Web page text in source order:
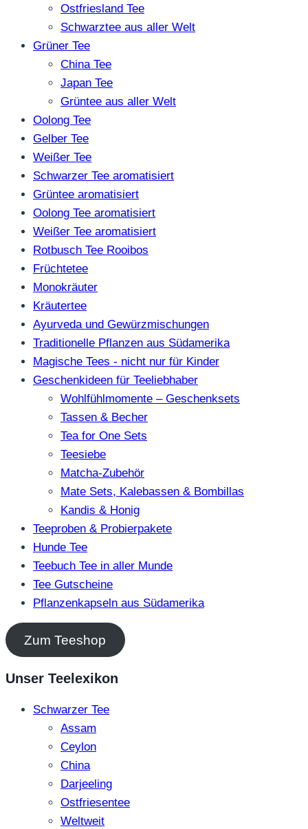
Ostfriesland Tee
Schwarztee aus aller Welt
Grüner Tee
China Tee
Japan Tee
Grüntee aus aller Welt
Oolong Tee
Gelber Tee
Weißer Tee
Schwarzer Tee aromatisiert
Grüntee aromatisiert
Oolong Tee aromatisiert
Weißer Tee aromatisiert
Rotbusch Tee Rooibos
Früchtetee
Monokräuter
Kräutertee
Ayurveda und Gewürzmischungen
Traditionelle Pflanzen aus Südamerika
Magische Tees - nicht nur für Kinder
Geschenkideen für Teeliebhaber
Wohlfühlmomente – Geschenksets
Tassen & Becher
Tea for One Sets
Teesiebe
Matcha-Zubehör
Mate Sets, Kalebassen & Bombillas
Kandis & Honig
Teeproben & Probierpakete
Hunde Tee
Teebuch Tee in aller Munde
Tee Gutscheine
Pflanzenkapseln aus Südamerika
Zum Teeshop
Unser Teelexikon
Schwarzer Tee
Assam
Ceylon
China
Darjeeling
Ostfriesentee
Weltweit